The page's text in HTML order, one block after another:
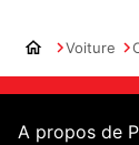
Voiture
A propos de